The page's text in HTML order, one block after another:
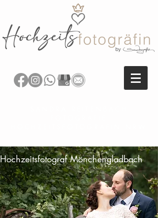
Hochzeitsfotograf Mönchengladbach